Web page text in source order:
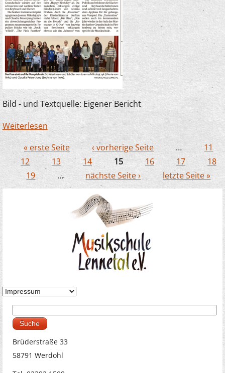
Bild - und Textquelle: Eigener Bericht
Weiterlesenüber Tastentöne in der Martin-Luthe-Schule
Seiten
« erste Seite ‹ vorherige Seite …
11
12
13 14 15 16 17
18
19
… nächste Seite › letzte Seite »
Suchformular
Brüderstraße 33
58791 Werdohl